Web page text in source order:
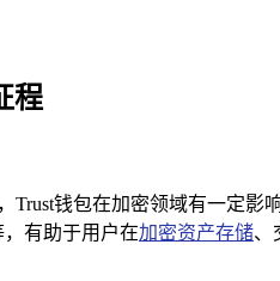
程
Trust钱包在加密领域有一定
有助于用户在加密资产存储、